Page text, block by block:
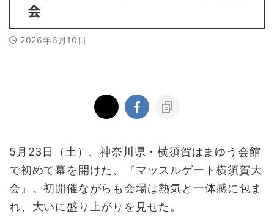
会
2026年6月10日
5月23日（土）、神奈川県・横須賀はまゆう会館
で初めて幕を開けた、『マッスルゲート横須賀大
会』。初開催ながらも会場は熱気と一体感に包ま
れ、大いに盛り上がりを見せた。